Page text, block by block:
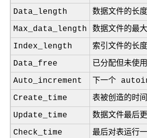
Data_length
数据文件的长度
Max_data_length
数据文件的最
Index_length
索引文件的长度
Data_free
已分配但未使
Auto_increment
下一个
Create_time
表被创造的时间
Update_time
数据文件最后
Check_time
最后对表运行